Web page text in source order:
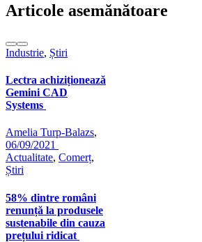
Articole asemănătoare
Industrie, Știri
Lectra achiziționează
Gemini CAD
Systems
Amelia Turp-Balazs,
06/09/2021
Actualitate, Comerț,
Știri
58% dintre români
renunță la produsele
sustenabile din cauza
prețului ridicat